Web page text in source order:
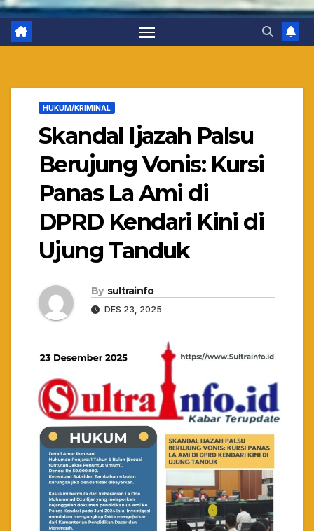
HUKUM/KRIMINAL
Skandal Ijazah Palsu
Berujung Vonis: Kursi
Panas La Ami di
DPRD Kendari Kini di
Ujung Tanduk
By sultrainfo
DES 23, 2025